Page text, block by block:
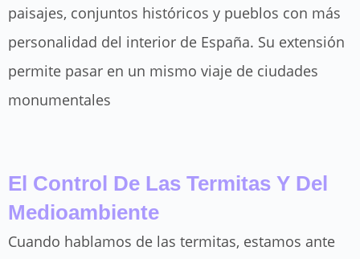
paisajes, conjuntos históricos y pueblos con más
personalidad del interior de España. Su extensión
permite pasar en un mismo viaje de ciudades
monumentales
El Control De Las Termitas Y Del
Medioambiente
Cuando hablamos de las termitas, estamos ante